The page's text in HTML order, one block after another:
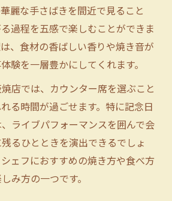
麗な手さばきを間近で見ること
過程を五感で楽しむことができま
、食材の香ばしい香りや焼き音が
験を一層豊かにしてくれます。
店では、カウンター席を選ぶこと
る時間が過ごせます。特に記念日
ライブパフォーマンスを囲んで会
るひとときを演出できるでしょ
ェフにおすすめの焼き方や食べ方
み方の一つです。